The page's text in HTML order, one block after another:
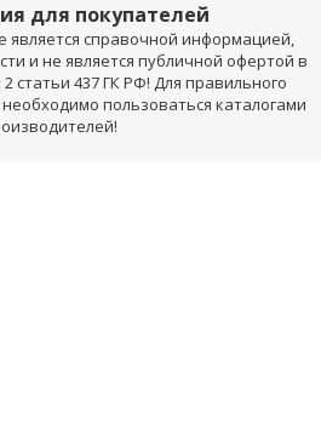
для покупателей
является справочной информацией,
и не является публичной офертой в
статьи 437 ГК РФ! Для правильного
пользоваться каталогами